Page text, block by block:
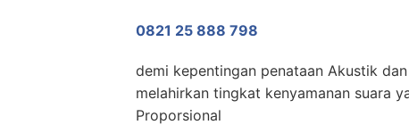
0821 25 888 798
demi kepentingan penataan Akustik
melahirkan tingkat kenyamanan suara
Proporsional